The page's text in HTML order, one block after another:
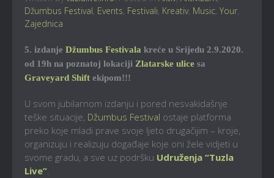
Džumbus Festival, Events, Festivali, Kreativ, Music, Your,
Zajednica
5. izdanje Džumbus Festivala kreće u Srijedu 2.9.2020.
od 19h na poznatoj lokaciji Zlatarske ulice sa
Graveyard Shift ekipom!!!
U svom jubilarnom izdanju i pored nesvakidašnje
teške situacije, Džumbus Festival ostaje platforma
preko koje mladi prave svoje ljeto drugačijim – kroje,
organizuju i realizuju događaje koje oni žele vidjeti u
svome gradu, a sve uz podršku Udruženja “Tuzla
Live”.